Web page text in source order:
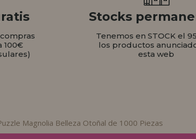
100€
Stocks
Tenemos en STOCK el
los productos
esta web
Magnolia Belleza Otoñal de 1000 Piezas